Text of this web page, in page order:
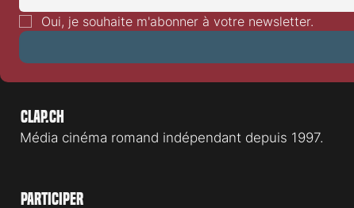
HeartOui, je souhaite m'abonner à votre newsletter.
Clap.ch
Média cinéma romand indépendant depuis 1997.
Participer